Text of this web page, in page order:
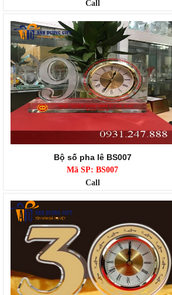
Call
Bộ số pha lê BS007
Mã SP: BS007
Call